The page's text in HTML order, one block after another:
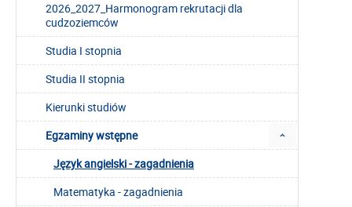
2026_2027_Harmonogram rekrutacji dla
cudzoziemców
Studia I stopnia
Studia II stopnia
Kierunki studiów
Egzaminy wstępne
Język angielski - zagadnienia
Matematyka - zagadnienia